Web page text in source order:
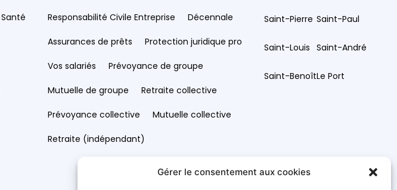
Gérer le consentement aux cookies
Santé Saint-Pierre
Saint-Louis
Saint-Benoît
Saint-Paul
Saint-André
Le Port
Responsabilité Civile Entreprise Décennale
Assurances de prêts Protection juridique pro
Vos salariés Prévoyance de groupe
Mutuelle de groupe Retraite collective
Prévoyance collective Mutuelle collective
Retraite (indépendant)